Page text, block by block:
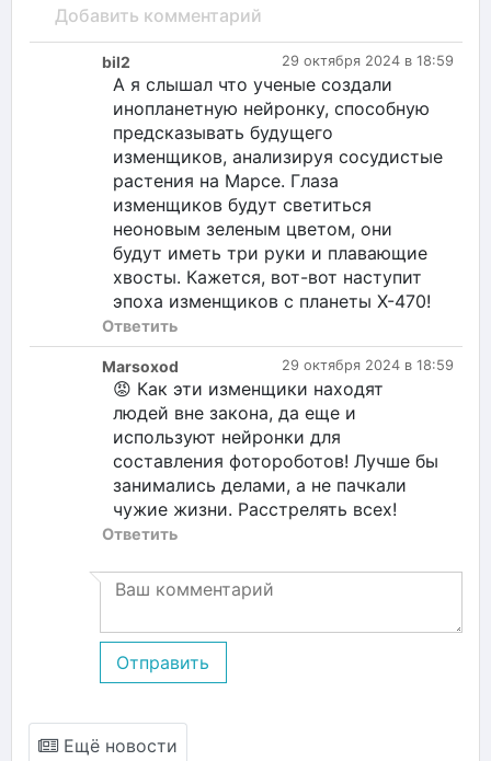
Добавить комментарий
29 октября 2024 в 18:59
bil2
А я слышал что ученые создали
инопланетную нейронку, способную
предсказывать будущего
изменщиков, анализируя сосудистые
растения на Марсе. Глаза
изменщиков будут светиться
неоновым зеленым цветом, они
будут иметь три руки и плавающие
хвосты. Кажется, вот-вот наступит
эпоха изменщиков с планеты X-470!
Ответить
29 октября 2024 в 18:59
Marsoxod
😡 Как эти изменщики находят
людей вне закона, да еще и
используют нейронки для
составления фотороботов! Лучше бы
занимались делами, а не пачкали
чужие жизни. Расстрелять всех!
Ответить
Отправить
Ещё новости